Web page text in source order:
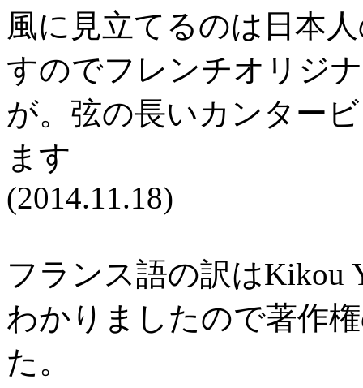
風に見立てるのは日本
すのでフレンチオリジ
が。弦の長いカンター
ます
(2014.11.18)
フランス語の訳はKikou
わかりましたので著作
た。